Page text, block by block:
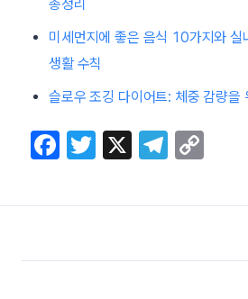
총정리
미세먼지에 좋은 음식 10가지와 실
생활 수칙
슬로우 조깅 다이어트: 체중 감량을
F
c
b
T
itt
X
T
e
a
p
Li